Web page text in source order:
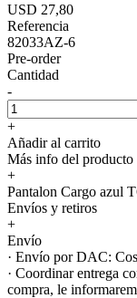
USD 27,80
Referencia
82033AZ-6
Pre-order
Cantidad
-
+
Añadir al carrito
Más info del producto
+
Pantalon Cargo azul
Envíos y retiros
+
Envío
· Envío por DAC:
· Coordinar entrega
compra, le